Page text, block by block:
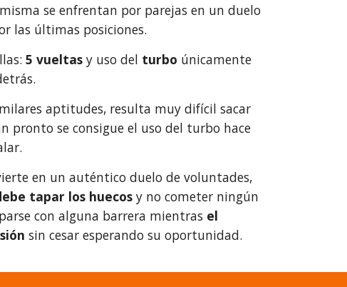
se enfrentan por parejas en un duelo
las últimas posiciones.
5 vueltasy uso del turbo únicamente
aptitudes, resulta muy difícil sacar
pronto se consigue el uso del turbo hace
en un auténtico duelo de voluntades,
tapar los huecosy no cometer ningún
con alguna barrera mientras el
sin cesar esperando su oportunidad.